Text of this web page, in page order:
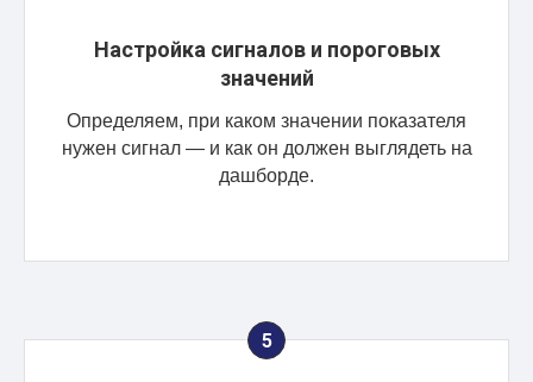
Настройка сигналов и пороговых
значений
Определяем, при каком значении показателя
нужен сигнал — и как он должен выглядеть на
дашборде.